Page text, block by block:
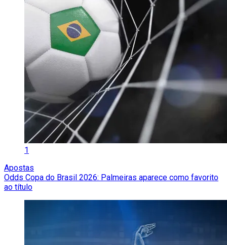
1
Apostas
Odds Copa do Brasil 2026: Palmeiras aparece como favorito
ao título